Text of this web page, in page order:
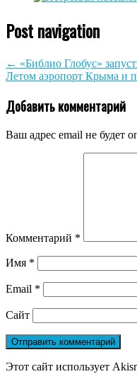
Post navigation
← «Библио Глобус»
Летом аэропорт Крыма и
Добавить комментарий
Ваш адрес email не будет
Комментарий *
Имя *
Email *
Сайт
Этот сайт использует